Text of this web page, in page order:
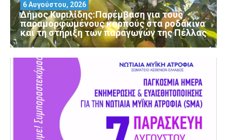
Δήμος Κυριλίδης:Παρέμβαση για τους
παραμορφωμένους καρπούς στα ροδάκινα
και τη στήριξη των παραγωγών της Πέλλας
6 Αυγούστου, 2026